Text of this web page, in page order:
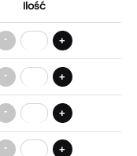
Ilość
- +
- +
- +
- +